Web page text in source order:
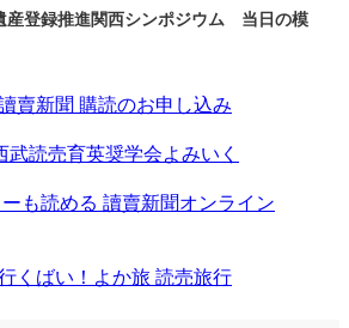
産登録推進関西シンポジウム 当日の模